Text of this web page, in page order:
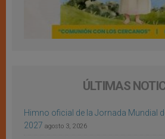
ÚLTIMAS
Himno oficial de la Jornada Mundial
2027 agosto 3, 2026